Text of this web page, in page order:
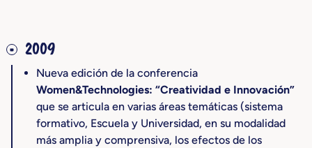
2009
Nueva edición de la conferencia
Women&Technologies: “Creatividad e Innovación”
que se articula en varias áreas temáticas (sistema
formativo, Escuela y Universidad, en su modalidad
más amplia y comprensiva, los efectos de los